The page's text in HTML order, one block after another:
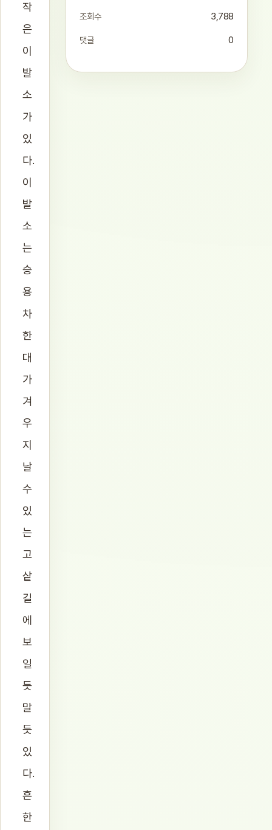
작
은
이
발
소
가
있
다.
이
발
소
는
승
용
차
한
대
가
겨
우
지
날
수
있
는
고
샅
길
에
보
일
듯
말
듯
있
다.
흔
한
조회수 3,788
댓글 0